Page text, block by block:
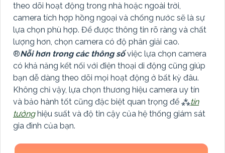
theo dõi hoạt động trong nhà hoặc ngoài trời,
camera tích hợp hồng ngoại và chống nước sẽ là sự
lựa chọn phù hợp. Để được thông tin rõ ràng và chất
lượng hơn, chọn camera có độ phân giải cao.
®️Nỗi hơn trong các thông sốviệc lựa chọn camera
có khả năng kết nối với điện thoại di động cũng giúp
bạn dễ dàng theo dõi mọi hoạt động ở bất kỳ đâu.
Không chỉ vậy, lựa chọn thương hiệu camera uy tín
và bảo hành tốt cũng đặc biệt quan trọng để ⁂tin
tưởnghiệu suất và độ tin cậy của hệ thống giám sát
gia đình của bạn.